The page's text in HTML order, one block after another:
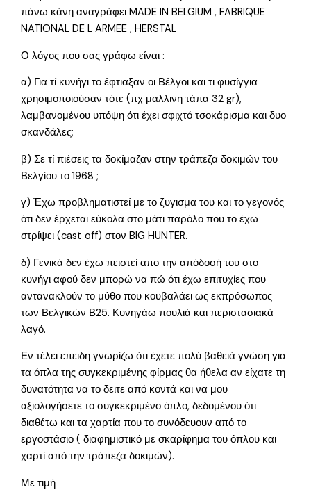
πάνω κάνη αναγράφει MADE IN BELGIUM , FABRIQUE
NATIONAL DE L ARMEE , HERSTAL
Ο λόγος που σας γράφω είναι :
α) Για τί κυνήγι το έφτιαξαν οι Βέλγοι και τι φυσίγγια
χρησιμοποιούσαν τότε (πχ μαλλινη τάπα 32 gr),
λαμβανομένου υπόψη ότι έχει σφιχτό τσοκάρισμα και δυο
σκανδάλες;
β) Σε τί πιέσεις τα δοκίμαζαν στην τράπεζα δοκιμών του
Βελγίου το 1968 ;
γ) Έχω προβληματιστεί με το ζυγισμα του και το γεγονός
ότι δεν έρχεται εύκολα στο μάτι παρόλο που το έχω
στρίψει (cast off) στον BIG HUNTER.
δ) Γενικά δεν έχω πειστεί απο την απόδοσή του στο
κυνήγι αφού δεν μπορώ να πώ ότι έχω επιτυχίες που
αντανακλούν το μύθο που κουβαλάει ως εκπρόσωπος
των Βελγικών Β25. Κυνηγάω πουλιά και περιστασιακά
λαγό.
Εν τέλει επειδη γνωρίζω ότι έχετε πολύ βαθειά γνώση για
τα όπλα της συγκεκριμένης φίρμας θα ήθελα αν είχατε τη
δυνατότητα να το δειτε από κοντά και να μου
αξιολογήσετε το συγκεκριμένο όπλο, δεδομένου ότι
διαθέτω και τα χαρτία που το συνόδευουν από το
εργοστάσιο ( διαφημιστικό με σκαρίφημα του όπλου και
χαρτί από την τράπεζα δοκιμών).
Με τιμή